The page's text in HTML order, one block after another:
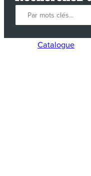
Catalogue